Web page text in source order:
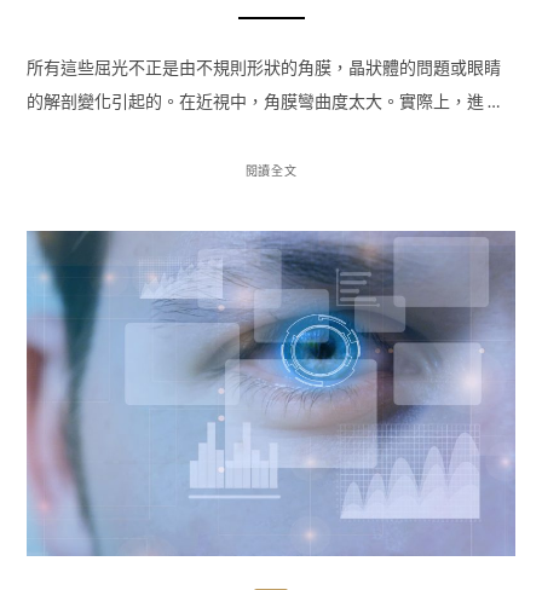
所有這些屈光不正是由不規則形狀的角膜，晶狀體的問題或眼睛
的解剖變化引起的。在近視中，角膜彎曲度太大。實際上，進 …
閱讀全文